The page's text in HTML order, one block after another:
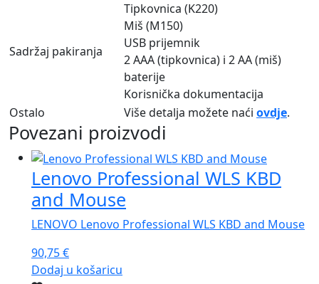
Sadržaj pakiranja
Tipkovnica (K220)
Miš (M150)
USB prijemnik
2 AAA (tipkovnica) i 2 AA (miš)
baterije
Korisnička dokumentacija
Ostalo
Više detalja možete naći ovdje.
Povezani proizvodi
Lenovo Professional WLS KBD
and Mouse
LENOVO Lenovo Professional WLS KBD and Mouse
90,75€
Dodaj u košaricu